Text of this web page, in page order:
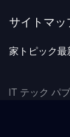
サイトマッ
家 トピック最
IT テック パ